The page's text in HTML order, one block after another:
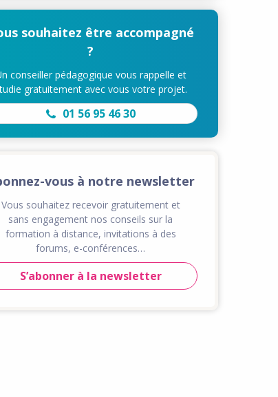
souhaitez être accompagné
?
conseiller pédagogique vous rappelle et
gratuitement avec vous votre projet.
01 56 95 46 30
vous à notre newsletter
Vous souhaitez recevoir gratuitement et
sans engagement nos conseils sur la
formation à distance, invitations à des
forums, e-conférences…
S’abonner à la newsletter